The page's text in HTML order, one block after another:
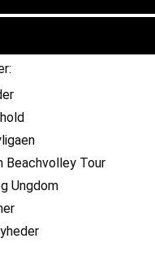
Beachvolley Tour
Ungdom